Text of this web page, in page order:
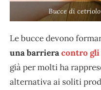
Bucce di
Le bucce devono
una barrieracontro
già per molti ha
alternativa ai soliti